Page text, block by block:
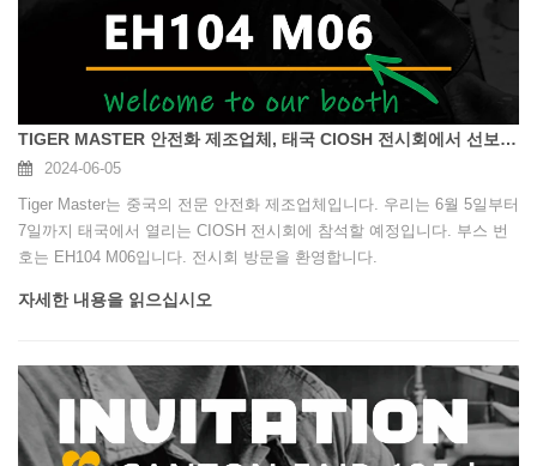
TIGER MASTER 안전화 제조업체, 태국 CIOSH 전시회에서 선보일 예정
2024-06-05
Tiger Master는 중국의 전문 안전화 제조업체입니다. 우리는 6월 5일부터
7일까지 태국에서 열리는 CIOSH 전시회에 참석할 예정입니다. 부스 번
호는 EH104 M06입니다. 전시회 방문을 환영합니다.
자세한 내용을 읽으십시오